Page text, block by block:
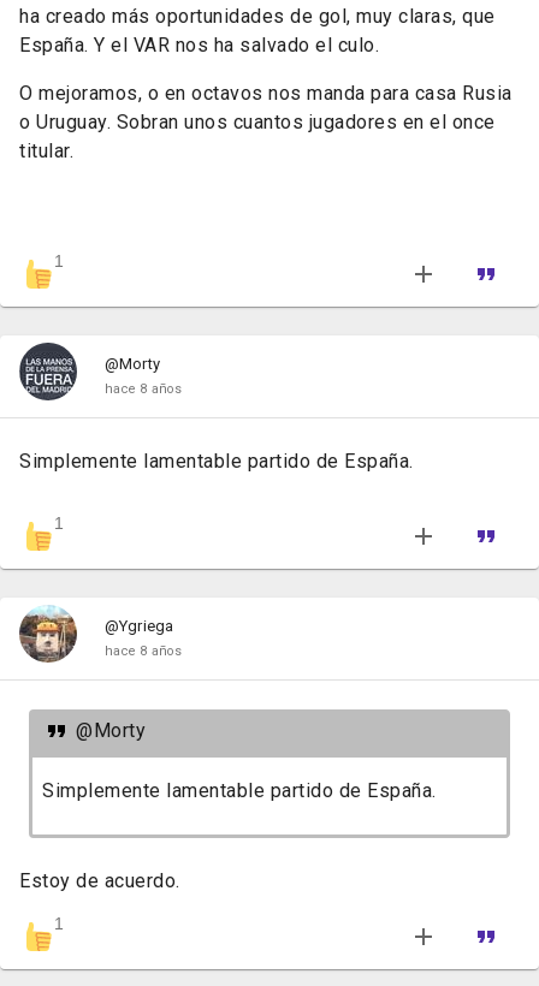
ha creado más oportunidades de gol, muy claras, que
España. Y el VAR nos ha salvado el culo.
O mejoramos, o en octavos nos manda para casa Rusia
o Uruguay. Sobran unos cuantos jugadores en el once
titular.
1
@Morty
hace 8 años
Simplemente lamentable partido de España.
1
@Ygriega
hace 8 años
@Morty
Simplemente lamentable partido de España.
Estoy de acuerdo.
1